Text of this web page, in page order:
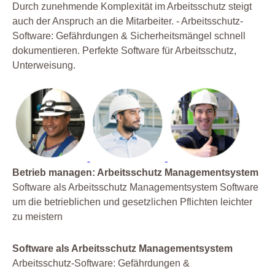
Durch zunehmende Komplexität im Arbeitsschutz steigt
auch der Anspruch an die Mitarbeiter. - Arbeitsschutz-
Software: Gefährdungen & Sicherheitsmängel schnell
dokumentieren. Perfekte Software für Arbeitsschutz,
Unterweisung.
Betrieb managen: Arbeitsschutz Managementsystem
Software als Arbeitsschutz Managementsystem Software
um die betrieblichen und gesetzlichen Pflichten leichter
zu meistern
Software als Arbeitsschutz Managementsystem
Arbeitsschutz-Software: Gefährdungen &